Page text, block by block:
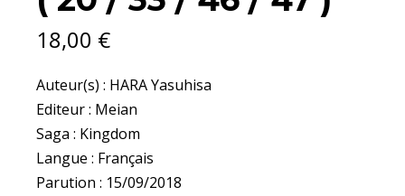
18,00 €
Auteur(s) : HARA Yasuhisa
Editeur : Meian
Saga : Kingdom
Langue : Français
Parution : 15/09/2018